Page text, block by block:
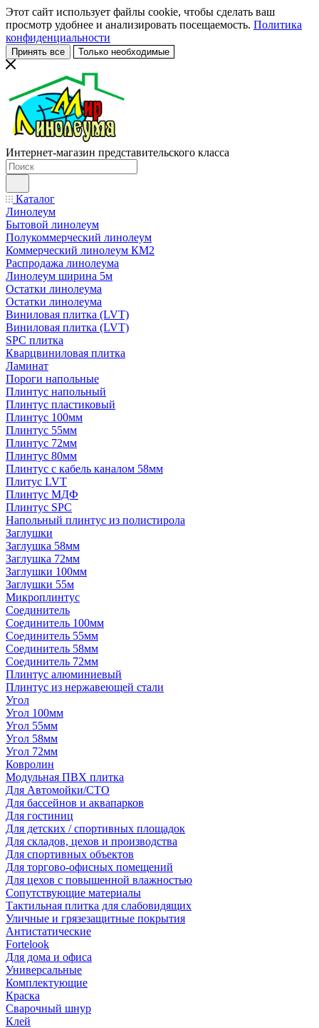
Этот сайт использует файлы cookie, чтобы сделать ваш
просмотр удобнее и анализировать посещаемость. Политика
конфиденциальности
Принять все Только необходимые
Интернет-магазин представительского класса
Каталог
Линолеум
Бытовой линолеум
Полукоммерческий линолеум
Коммерческий линолеум КМ2
Распродажа линолеума
Линолеум ширина 5м
Остатки линолеума
Остатки линолеума
Виниловая плитка (LVT)
Виниловая плитка (LVT)
SPC плитка
Кварцвиниловая плитка
Ламинат
Пороги напольные
Плинтус напольный
Плинтус пластиковый
Плинтус 100мм
Плинтус 55мм
Плинтус 72мм
Плинтус 80мм
Плинтус с кабель каналом 58мм
Плитус LVT
Плинтус МДФ
Плинтус SPC
Напольный плинтус из полистирола
Заглушки
Заглушка 58мм
Заглушка 72мм
Заглушки 100мм
Заглушки 55м
Микроплинтус
Соединитель
Соединитель 100мм
Соединитель 55мм
Соединитель 58мм
Соединитель 72мм
Плинтус алюминиевый
Плинтус из нержавеющей стали
Угол
Угол 100мм
Угол 55мм
Угол 58мм
Угол 72мм
Ковролин
Модульная ПВХ плитка
Для Автомойки/СТО
Для бассейнов и аквапарков
Для гостиниц
Для детских / спортивных площадок
Для складов, цехов и производства
Для спортивных объектов
Для торгово-офисных помещений
Для цехов с повышенной влажностью
Сопутствующие материалы
Тактильная плитка для слабовидящих
Уличные и грязезащитные покрытия
Антистатические
Fortelook
Для дома и офиса
Универсальные
Комплектующие
Краска
Сварочный шнур
Клей